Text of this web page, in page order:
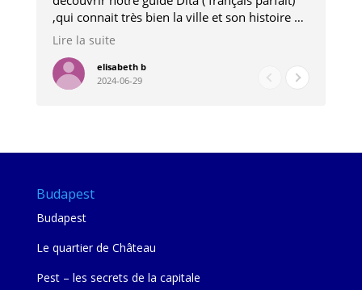
,qui connait très bien la ville et son histoire et
qui nous a permis d'accéder à des lieux
pour les restaurants . A la fin de notre séjour
nous étions plus avec une amie qu' une guide
Lire la suite
elisabeth b
2024-06-29
Budapest
Budapest
Le quartier de Château
Pest – les secrets de la capitale